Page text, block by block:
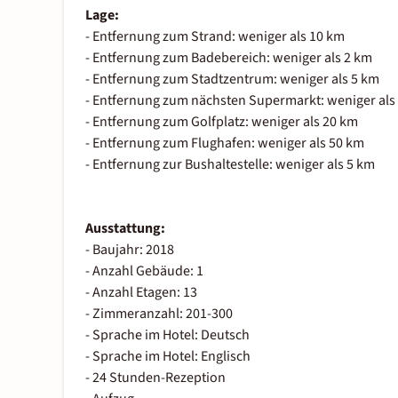
Lage:
- Entfernung zum Strand: weniger als 10 km
- Entfernung zum Badebereich: weniger als 2 km
- Entfernung zum Stadtzentrum: weniger als 5 km
- Entfernung zum nächsten Supermarkt: weniger als
- Entfernung zum Golfplatz: weniger als 20 km
- Entfernung zum Flughafen: weniger als 50 km
- Entfernung zur Bushaltestelle: weniger als 5 km
Ausstattung:
- Baujahr: 2018
- Anzahl Gebäude: 1
- Anzahl Etagen: 13
- Zimmeranzahl: 201-300
- Sprache im Hotel: Deutsch
- Sprache im Hotel: Englisch
- 24 Stunden-Rezeption